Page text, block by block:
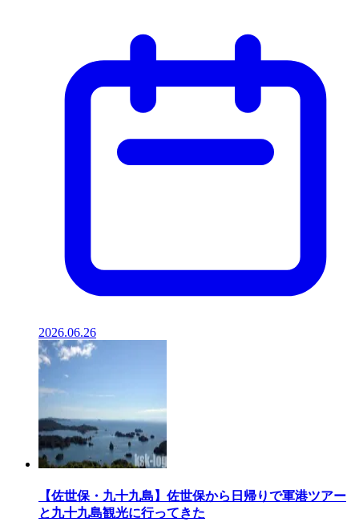
2026.06.26
【佐世保・九十九島】佐世保から日帰りで軍港ツアー
と九十九島観光に行ってきた